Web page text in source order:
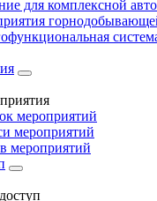
для комплексной
мероприятий
мероприятий
мероприятий